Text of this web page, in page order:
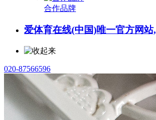
合作品牌
爱体育在线(中国)唯一官方网站,
020-87566596